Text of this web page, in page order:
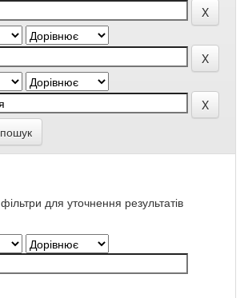
для уточнення результатів